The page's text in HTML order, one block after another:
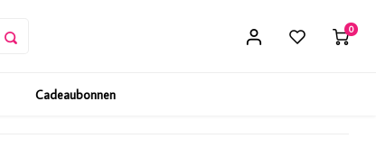
0
Cadeaubonnen